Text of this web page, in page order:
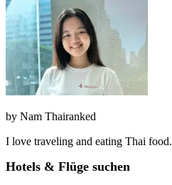
by Nam Thairanked
I love traveling and eating Thai food.
Hotels & Flüge suchen